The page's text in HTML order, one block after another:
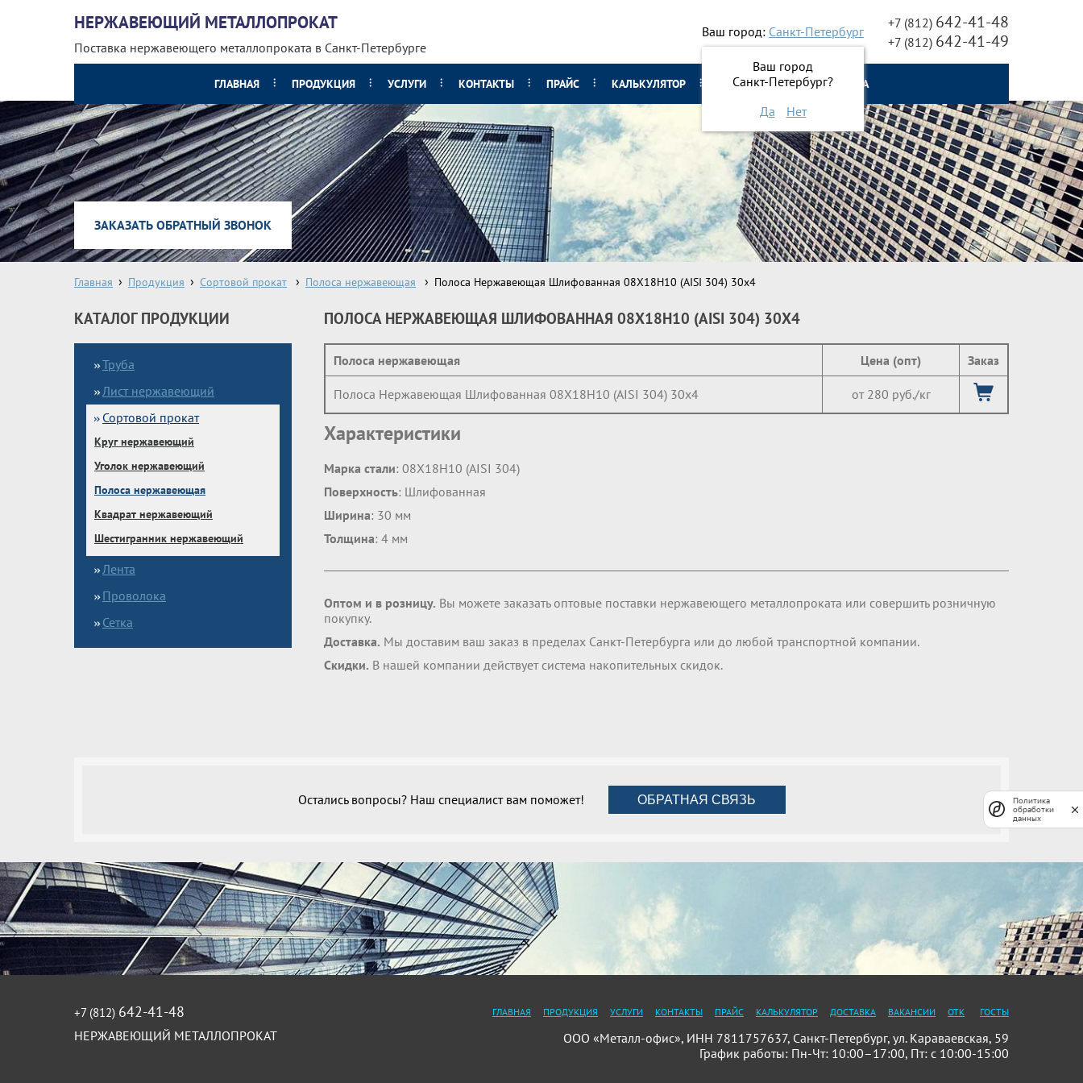
НЕРЖАВЕЮЩИЙ МЕТАЛЛОПРОКАТ
Поставка нержавеющего металлопроката в Санкт-Петербурге
Ваш город: Санкт-Петербург
Ваш город
Санкт-Петербург?
Да
Нет
+7 (812) 642-41-48
+7 (812) 642-41-49
ГЛАВНАЯ ПРОДУКЦИЯ УСЛУГИ КОНТАКТЫ ПРАЙС КАЛЬКУЛЯТОР О НАС ОНЛАЙН ЗАЯВКА
ЗАКАЗАТЬ ОБРАТНЫЙ ЗВОНОК
Главная Продукция Сортовой прокат Полоса нержавеющая Полоса Нержавеющая Шлифованная 08Х18Н10 (AISI 304) 30х4
КАТАЛОГ ПРОДУКЦИИ
Труба
Лист нержавеющий
Сортовой прокат
Круг нержавеющий
Уголок нержавеющий
Полоса нержавеющая
Квадрат нержавеющий
Шестигранник нержавеющий
Лента
Проволока
Сетка
ПОЛОСА НЕРЖАВЕЮЩАЯ ШЛИФОВАННАЯ 08Х18Н10 (AISI 304) 30Х4
Полоса нержавеющая Цена (опт) Заказ
Полоса Нержавеющая Шлифованная 08Х18Н10 (AISI 304) 30х4 от 280 руб./кг
Характеристики
Марка стали: 08Х18Н10 (AISI 304)
Поверхность: Шлифованная
Ширина: 30 мм
Толщина: 4 мм
Оптом и в розницу. Вы можете заказать оптовые поставки нержавеющего металлопроката или совершить розничную
покупку.
Доставка. Мы доставим ваш заказ в пределах Санкт-Петербурга или до любой транспортной компании.
Скидки. В нашей компании действует система накопительных скидок.
Остались вопросы? Наш специалист вам поможет! ОБРАТНАЯ СВЯЗЬ
+7 (812) 642-41-48
НЕРЖАВЕЮЩИЙ МЕТАЛЛОПРОКАТ
ГЛАВНАЯ ПРОДУКЦИЯ УСЛУГИ КОНТАКТЫ ПРАЙС КАЛЬКУЛЯТОР ДОСТАВКА ВАКАНСИИ ОТК ГОСТЫ
ООО «Металл-офис», ИНН 7811757637, Санкт-Петербург, ул. Караваевская, 59
График работы: Пн-Чт: 10:00–17:00, Пт: с 10:00-15:00
Политика
обработки
данных